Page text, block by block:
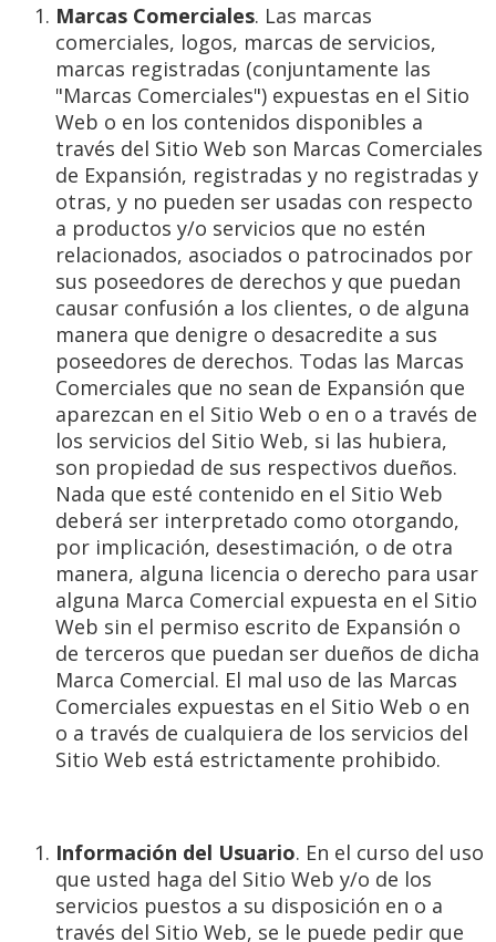
Marcas Comerciales. Las marcas
comerciales, logos, marcas de servicios,
marcas registradas (conjuntamente las
"Marcas Comerciales") expuestas en el Sitio
Web o en los contenidos disponibles a
través del Sitio Web son Marcas Comerciales
de Expansión, registradas y no registradas y
otras, y no pueden ser usadas con respecto
a productos y/o servicios que no estén
relacionados, asociados o patrocinados por
sus poseedores de derechos y que puedan
causar confusión a los clientes, o de alguna
manera que denigre o desacredite a sus
poseedores de derechos. Todas las Marcas
Comerciales que no sean de Expansión que
aparezcan en el Sitio Web o en o a través de
los servicios del Sitio Web, si las hubiera,
son propiedad de sus respectivos dueños.
Nada que esté contenido en el Sitio Web
deberá ser interpretado como otorgando,
por implicación, desestimación, o de otra
manera, alguna licencia o derecho para usar
alguna Marca Comercial expuesta en el Sitio
Web sin el permiso escrito de Expansión o
de terceros que puedan ser dueños de dicha
Marca Comercial. El mal uso de las Marcas
Comerciales expuestas en el Sitio Web o en
o a través de cualquiera de los servicios del
Sitio Web está estrictamente prohibido.
Información del Usuario. En el curso del uso
que usted haga del Sitio Web y/o de los
servicios puestos a su disposición en o a
través del Sitio Web, se le puede pedir que